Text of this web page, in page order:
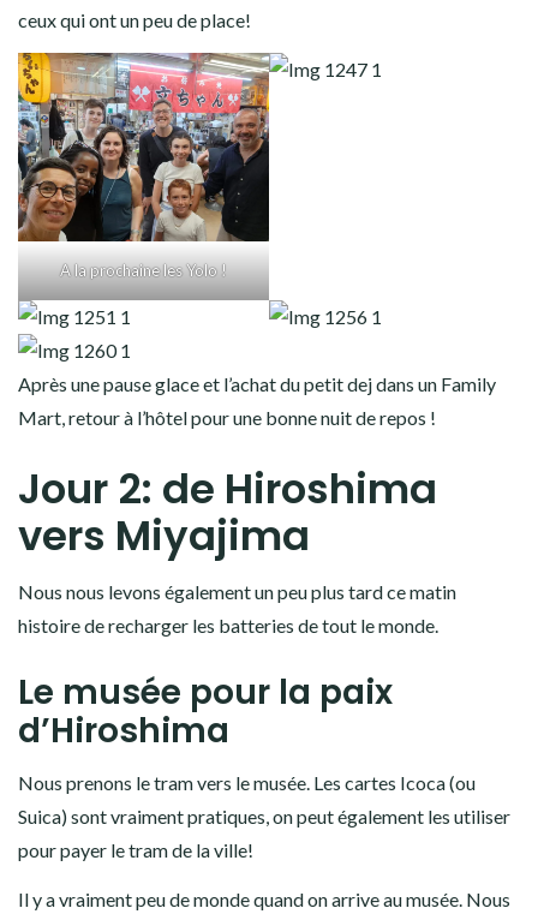
ceux qui ont un peu de place!
A la prochaine les Yolo !
Après une pause glace et l’achat du petit dej dans un Family
Mart, retour à l’hôtel pour une bonne nuit de repos !
Jour 2: de Hiroshima
vers Miyajima
Nous nous levons également un peu plus tard ce matin
histoire de recharger les batteries de tout le monde.
Le musée pour la paix
d’Hiroshima
Nous prenons le tram vers le musée. Les cartes Icoca (ou
Suica) sont vraiment pratiques, on peut également les utiliser
pour payer le tram de la ville!
Il y a vraiment peu de monde quand on arrive au musée. Nous